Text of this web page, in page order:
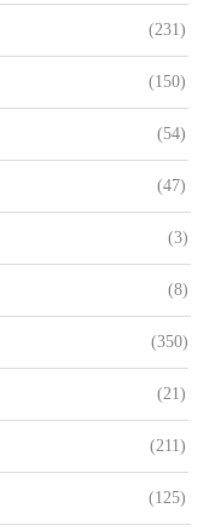
(231)
(150)
(54)
(47)
(3)
(8)
(350)
(21)
(211)
(125)